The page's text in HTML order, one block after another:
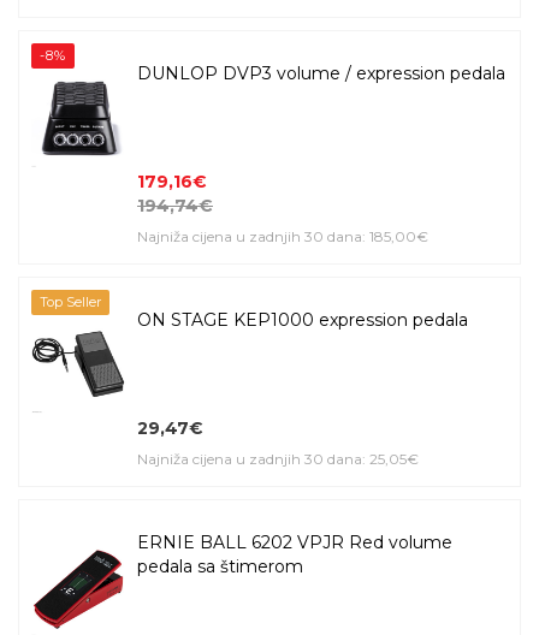
-8%
DUNLOP DVP3 volume / expression pedala
179,16€
194,74€
Najniža cijena u zadnjih 30 dana: 185,00€
Top Seller
ON STAGE KEP1000 expression pedala
29,47€
Najniža cijena u zadnjih 30 dana: 25,05€
ERNIE BALL 6202 VPJR Red volume
pedala sa štimerom